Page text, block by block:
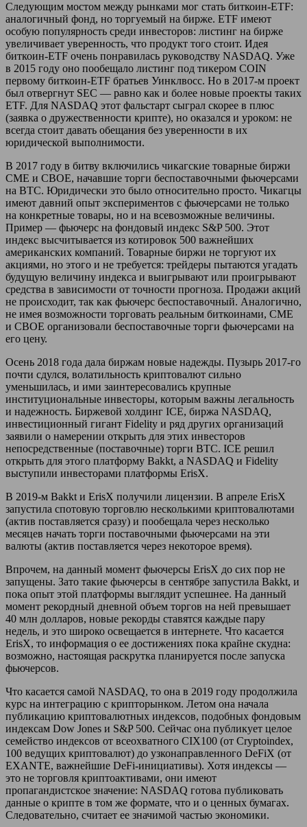
Следующим мостом между рынками мог стать биткоин-ETF:
аналогичный фонд, но торгуемый на бирже. ETF имеют
особую популярность среди инвесторов: листинг на бирже
увеличивает уверенность, что продукт того стоит. Идея
биткоин-ETF очень понравилась руководству NASDAQ. Уже
в 2015 году оно пообещало листинг под тикером COIN
первому биткоин-ETF братьев Уинклвосс. Но в 2017-м проект
был отвергнут SEC — равно как и более новые проекты таких
ETF. Для NASDAQ этот фальстарт сыграл скорее в плюс
(заявка о дружественности крипте), но оказался и уроком: не
всегда стоит давать обещания без уверенности в их
юридической выполнимости.
В 2017 году в битву включились чикагские товарные биржи
CME и CBOE, начавшие торги беспоставочными фьючерсами
на BTC. Юридически это было относительно просто. Чикагцы
имеют давний опыт экспериментов с фьючерсами не только
на конкретные товары, но и на всевозможные величины.
Пример — фьючерс на фондовый индекс S&P 500. Этот
индекс высчитывается из котировок 500 важнейших
американских компаний. Товарные биржи не торгуют их
акциями, но этого и не требуется: трейдеры пытаются угадать
будущую величину индекса и выигрывают или проигрывают
средства в зависимости от точности прогноза. Продажи акций
не происходит, так как фьючерс беспоставочный. Аналогично,
не имея возможности торговать реальным биткоинами, CME
и CBOE организовали беспоставочные торги фьючерсами на
его цену.
Осень 2018 года дала биржам новые надежды. Пузырь 2017-го
почти сдулся, волатильность криптовалют сильно
уменьшилась, и ими заинтересовались крупные
институциональные инвесторы, которым важны легальность
и надежность. Биржевой холдинг ICE, биржа NASDAQ,
инвестиционный гигант Fidelity и ряд других организаций
заявили о намерении открыть для этих инвесторов
непосредственные (поставочные) торги BTC. ICE решил
открыть для этого платформу Bakkt, а NASDAQ и Fidelity
выступили инвесторами платформы ErisX.
В 2019-м Bakkt и ErisX получили лицензии. В апреле ErisX
запустила спотовую торговлю несколькими криптовалютами
(актив поставляется сразу) и пообещала через несколько
месяцев начать торги поставочными фьючерсами на эти
валюты (актив поставляется через некоторое время).
Впрочем, на данный момент фьючерсы ErisX до сих пор не
запущены. Зато такие фьючерсы в сентябре запустила Bakkt, и
пока опыт этой платформы выглядит успешнее. На данный
момент рекордный дневной объем торгов на ней превышает
40 млн долларов, новые рекорды ставятся каждые пару
недель, и это широко освещается в интернете. Что касается
ErisX, то информация о ее достижениях пока крайне скудна:
возможно, настоящая раскрутка планируется после запуска
фьючерсов.
Что касается самой NASDAQ, то она в 2019 году продолжила
курс на интеграцию с крипторынком. Летом она начала
публикацию криптовалютных индексов, подобных фондовым
индексам Dow Jones и S&P 500. Сейчас она публикует целое
семейство индексов от всеохватного CIX100 (от Cryptoindex,
100 ведущих криптовалют) до узконаправленного DeFiX (от
EXANTE, важнейшие DeFi-инициативы). Хотя индексы —
это не торговля криптоактивами, они имеют
пропагандистское значение: NASDAQ готова публиковать
данные о крипте в том же формате, что и о ценных бумагах.
Следовательно, считает ее значимой частью экономики.